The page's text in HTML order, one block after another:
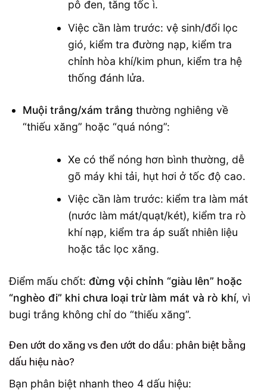
pô đen, tăng tốc ì.
Việc cần làm trước: vệ sinh/đổi lọc
gió, kiểm tra đường nạp, kiểm tra
chỉnh hòa khí/kim phun, kiểm tra hệ
thống đánh lửa.
Muội trắng/xám trắng thường nghiêng về
“thiếu xăng” hoặc “quá nóng”:
Xe có thể nóng hơn bình thường, dễ
gõ máy khi tải, hụt hơi ở tốc độ cao.
Việc cần làm trước: kiểm tra làm mát
(nước làm mát/quạt/két), kiểm tra rò
khí nạp, kiểm tra áp suất nhiên liệu
hoặc tắc lọc xăng.
Điểm mấu chốt: đừng vội chỉnh “giàu lên” hoặc
“nghèo đi” khi chưa loại trừ làm mát và rò khí, vì
bugi trắng không chỉ do “thiếu xăng”.
Đen ướt do xăng vs đen ướt do dầu: phân biệt bằng
dấu hiệu nào?
Bạn phân biệt nhanh theo 4 dấu hiệu: